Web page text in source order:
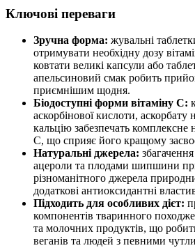
Ключові переваги
Зручна форма: жувальні
отримувати необхідну дозу
ковтати великі капсули або
апельсиновий смак робить
приємнішим щодня.
Біодоступні форми вітаміну C:
аскорбінової кислоти, аскорбату
кальцію забезпечать комплексне
C, що сприяє його кращому
Натуральні джерела:
ацероли та плодами шипшини
різноманітного джерела
додаткові антиоксидантні
Підходить для особливих дієт:
компонентів тваринного
та молочних продуктів, що
веганів та людей з певними